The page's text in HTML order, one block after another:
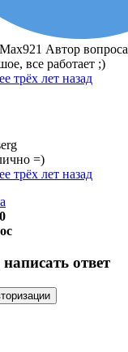
Автор вопроса
все работает ;)
трёх лет назад
=)
трёх лет назад
0
ответ